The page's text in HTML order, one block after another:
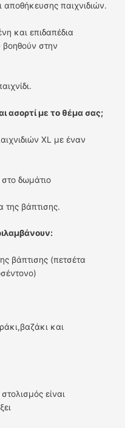
παιχνιδιών.
και επιδαπέδια
βοηθούν στην
ασορτί με το θέμα σας;
XL με έναν
δωμάτιο
βάπτισης.
βάπτισης (πετσέτα
και
είναι